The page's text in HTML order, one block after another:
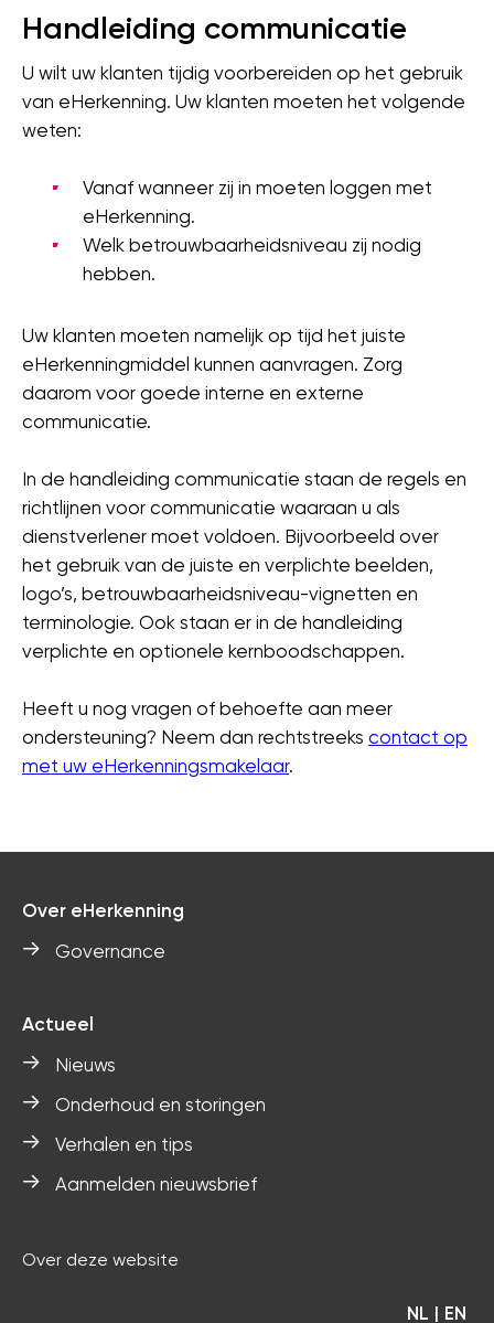
Handleiding communicatie
U wilt uw klanten tijdig voorbereiden op het gebruik
van eHerkenning. Uw klanten moeten het volgende
weten:
Vanaf wanneer zij in moeten loggen met
eHerkenning.
Welk betrouwbaarheidsniveau zij nodig
hebben.
Uw klanten moeten namelijk op tijd het juiste
eHerkenningmiddel kunnen aanvragen. Zorg
daarom voor goede interne en externe
communicatie.
In de handleiding communicatie staan de regels en
richtlijnen voor communicatie waaraan u als
dienstverlener moet voldoen. Bijvoorbeeld over
het gebruik van de juiste en verplichte beelden,
logo’s, betrouwbaarheidsniveau-vignetten en
terminologie. Ook staan er in de handleiding
verplichte en optionele kernboodschappen.
Heeft u nog vragen of behoefte aan meer
ondersteuning? Neem dan rechtstreeks contact op
met uw eHerkenningsmakelaar.
Over deze website
Over eHerkenning
Governance
Actueel
Nieuws
Onderhoud en storingen
Verhalen en tips
Aanmelden nieuwsbrief
NL EN